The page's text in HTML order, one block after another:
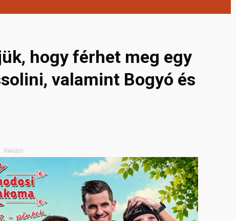
hogy férhet meg egy
valamint Bogyó és
Reklám